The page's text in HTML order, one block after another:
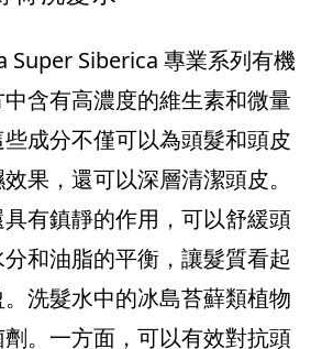
Super Siberica 專業系列有機
含有高濃度的維生素和微量
成分不僅可以為頭髮和頭皮
果，還可以深層清潔頭皮。
有鎮靜的作用，可以舒緩頭
和油脂的平衡，讓髮質看起
洗髮水中的冰島苔蘚類植物
。一方面，可以有效對抗頭